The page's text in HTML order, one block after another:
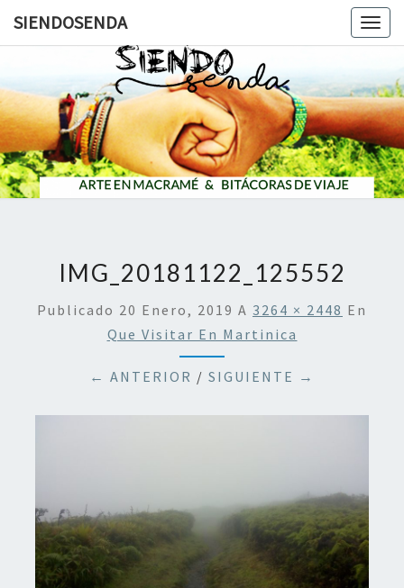
SIENDOSENDA
IMG_20181122_125552
Publicado 20 Enero, 2019 A 3264 × 2448 En
Que Visitar En Martinica
← ANTERIOR / SIGUIENTE →